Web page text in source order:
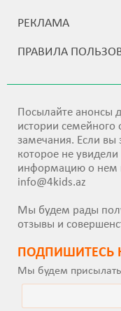
РЕКЛАМА
ПРАВИЛА
Посылайте анонсы
истории семейного
замечания. Если вы
которое не
информацию о нем
info@4kids.az
Мы будем рады
отзывы и
ПОДПИШИТEСЬ
Мы будем